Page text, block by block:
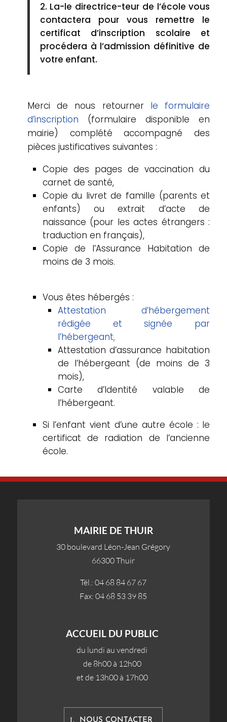
La-le directrice-teur de l’école vous
contactera pour vous remettre le
certificat d’inscription scolaire et
procédera à l’admission définitive de
votre enfant.
Merci de nous retourner le formulaire
d’inscription (formulaire disponible en
mairie) complété accompagné des
pièces justificatives suivantes :
Copie des pages de vaccination du
carnet de santé,
Copie du livret de famille (parents et
enfants) ou extrait d’acte de
naissance (pour les actes étrangers :
traduction en français),
Copie de l’Assurance Habitation de
moins de 3 mois.
Vous êtes hébergés :
Attestation d’hébergement
rédigée et signée par
l’hébergeant,
Attestation d’assurance habitation
de l’hébergeant (de moins de 3
mois),
Carte d’Identité valable de
l’hébergeant.
Si l’enfant vient d’une autre école : le
certificat de radiation de l’ancienne
école.
MAIRIE DE THUIR
30 boulevard Léon-Jean Grégory
66300 Thuir
Tél.: 04 68 84 67 67
Fax: 04 68 53 39 85
ACCUEIL DU PUBLIC
du lundi au vendredi
de 8h00 à 12h00
et de 13h00 à 17h00
NOUS CONTACTER